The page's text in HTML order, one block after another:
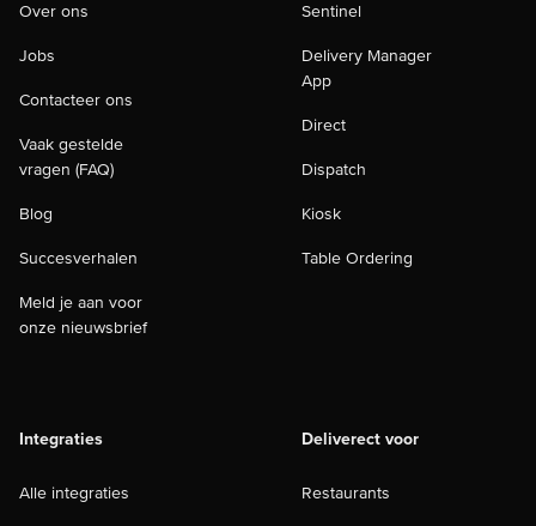
Over ons
Jobs
Contacteer ons
Vaak gestelde
vragen (FAQ)
Blog
Succesverhalen
Meld je aan voor
onze nieuwsbrief
Sentinel
Delivery Manager
App
Direct
Dispatch
Kiosk
Table Ordering
Integraties
Alle integraties
Deliverect voor
Restaurants